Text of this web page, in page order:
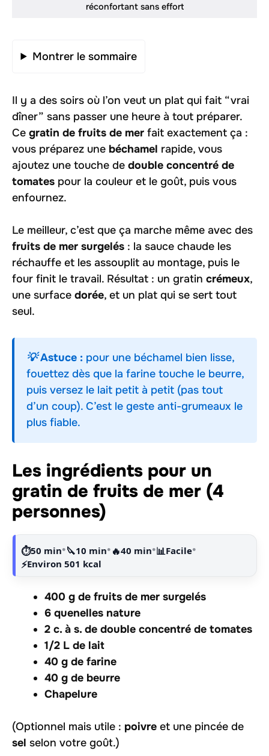
réconfortant sans effort
Montrer le sommaire
Il y a des soirs où l’on veut un plat qui fait “vrai
dîner” sans passer une heure à tout préparer.
Ce gratin de fruits de mer fait exactement ça :
vous préparez une béchamel rapide, vous
ajoutez une touche de double concentré de
tomates pour la couleur et le goût, puis vous
enfournez.
Le meilleur, c’est que ça marche même avec des
fruits de mer surgelés : la sauce chaude les
réchauffe et les assouplit au montage, puis le
four finit le travail. Résultat : un gratin crémeux,
une surface dorée, et un plat qui se sert tout
seul.
💡 Astuce : pour une béchamel bien lisse,
fouettez dès que la farine touche le beurre,
puis versez le lait petit à petit (pas tout
d’un coup). C’est le geste anti-grumeaux le
plus fiable.
Les ingrédients pour un
gratin de fruits de mer (4
personnes)
⏱️50 min•🔪10 min•🔥40 min•📊Facile•
⚡Environ 501 kcal
400 g de fruits de mer surgelés
6 quenelles nature
2 c. à s. de double concentré de tomates
1/2 L de lait
40 g de farine
40 g de beurre
Chapelure
(Optionnel mais utile : poivre et une pincée de
sel selon votre goût.)